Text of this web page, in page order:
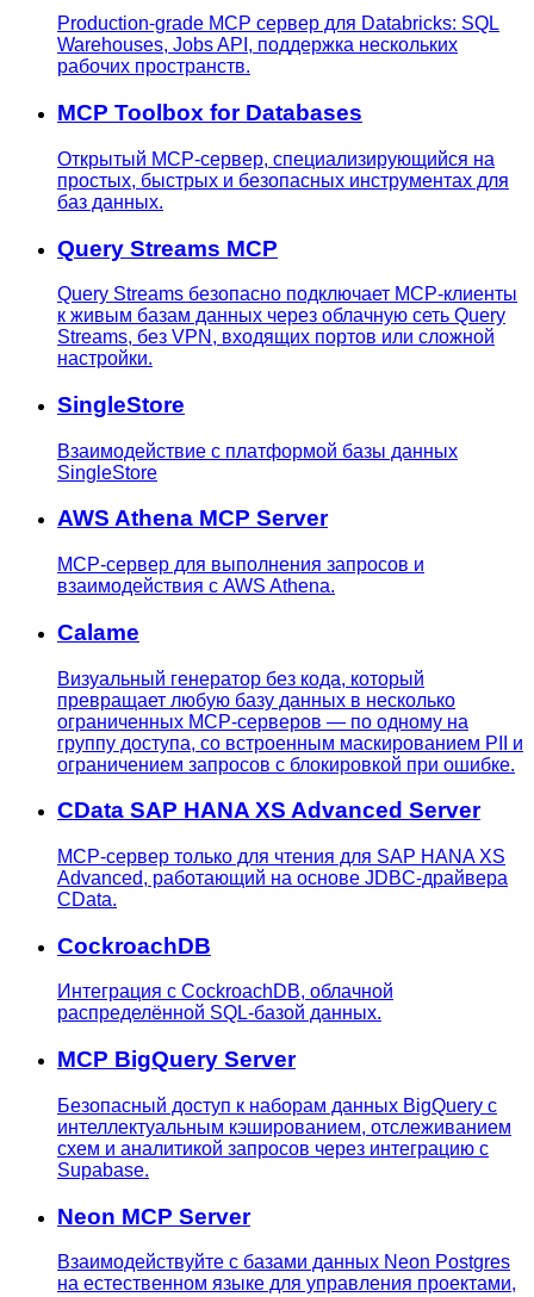
Production-grade MCP сервер для Databricks: SQL
Warehouses, Jobs API, поддержка нескольких
рабочих пространств.
MCP Toolbox for Databases
Открытый MCP-сервер, специализирующийся на
простых, быстрых и безопасных инструментах для
баз данных.
Query Streams MCP
Query Streams безопасно подключает MCP-клиенты
к живым базам данных через облачную сеть Query
Streams, без VPN, входящих портов или сложной
настройки.
SingleStore
Взаимодействие с платформой базы данных
SingleStore
AWS Athena MCP Server
MCP-сервер для выполнения запросов и
взаимодействия с AWS Athena.
Calame
Визуальный генератор без кода, который
превращает любую базу данных в несколько
ограниченных MCP-серверов — по одному на
группу доступа, со встроенным маскированием PII и
ограничением запросов с блокировкой при ошибке.
CData SAP HANA XS Advanced Server
MCP-сервер только для чтения для SAP HANA XS
Advanced, работающий на основе JDBC-драйвера
CData.
CockroachDB
Интеграция с CockroachDB, облачной
распределённой SQL-базой данных.
MCP BigQuery Server
Безопасный доступ к наборам данных BigQuery с
интеллектуальным кэшированием, отслеживанием
схем и аналитикой запросов через интеграцию с
Supabase.
Neon MCP Server
Взаимодействуйте с базами данных Neon Postgres
на естественном языке для управления проектами,